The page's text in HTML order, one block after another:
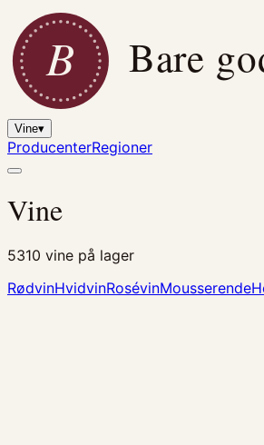
B Bare
Vine▾
ProducenterRegioner
Vine
5310 vine på lager
RødvinHvidvinRosévinMousserende